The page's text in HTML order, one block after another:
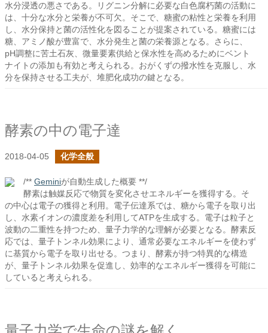
水分浸透の悪さである。リグニン分解に必要な白色腐朽菌の活動に
は、十分な水分と栄養が不可欠。そこで、糖蜜の粘性と栄養を利用
し、水分保持と菌の活性化を図ることが提案されている。糖蜜には
糖、アミノ酸が豊富で、水分発生と菌の栄養源となる。さらに、
pH調整に苦土石灰、微量要素供給と保水性を高めるためにベント
ナイトの添加も有効と考えられる。おがくずの撥水性を克服し、水
分を保持させる工夫が、堆肥化成功の鍵となる。
酵素の中の電子達
2018-04-05 化学全般
/** Geminiが自動生成した概要 **/
酵素は触媒反応で物質を変化させエネルギーを獲得する。そ
の中心は電子の獲得と利用。電子伝達系では、糖から電子を取り出
し、水素イオンの濃度差を利用してATPを生成する。電子は粒子と
波動の二重性を持つため、量子力学的な理解が必要となる。酵素反
応では、量子トンネル効果により、通常必要なエネルギーを使わず
に基質から電子を取り出せる。つまり、酵素が持つ特異的な構造
が、量子トンネル効果を促進し、効率的なエネルギー獲得を可能に
していると考えられる。